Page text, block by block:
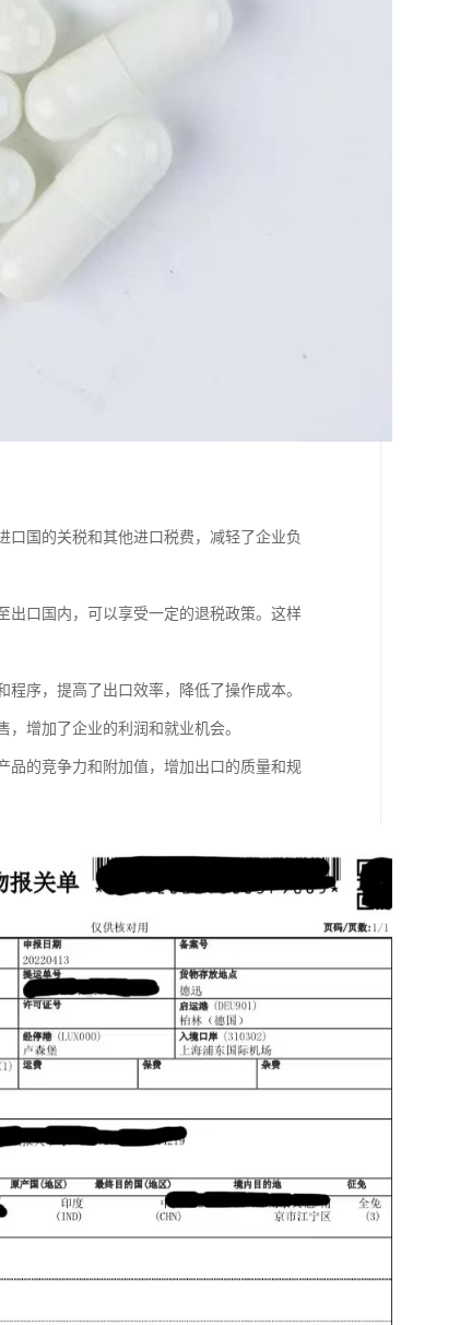
口国的关税和其他进口税费，减轻了企业负
出口国内，可以享受一定的退税政策。这样
序，提高了出口效率，降低了操作成本。
增加了企业的利润和就业机会。
品的竞争力和附加值，增加出口的质量和规